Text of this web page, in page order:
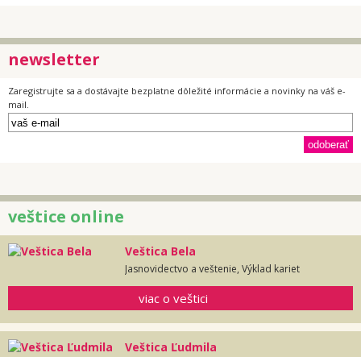
newsletter
Zaregistrujte sa a dostávajte bezplatne dôležité informácie a novinky na váš e-
mail.
veštice online
Veštica Bela
Jasnovidectvo a veštenie, Výklad kariet
viac o veštici
Veštica Ľudmila